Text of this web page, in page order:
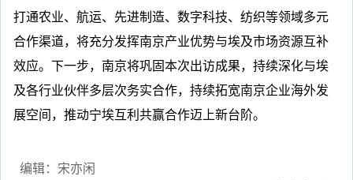
打通农业、航运、先进制造、数字科技、纺织等领域多元
合作渠道，将充分发挥南京产业优势与埃及市场资源互补
效应。下一步，南京将巩固本次出访成果，持续深化与埃
及各行业伙伴多层次务实合作，持续拓宽南京企业海外发
展空间，推动宁埃互利共赢合作迈上新台阶。
编辑：宋亦闲